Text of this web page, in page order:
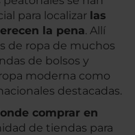
para localizar las
la pena. Allí
de ropa de muchos
de bolsos y
moderna como
destacadas.
comprar en
de tiendas para